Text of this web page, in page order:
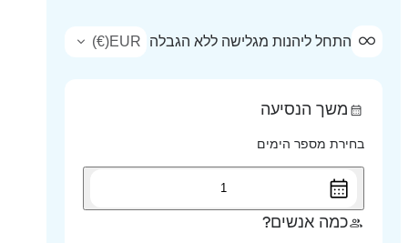
התחל ליהנות מגלישה ללא הגבלה EUR
€
)
משך הנסיעה
בחירת מספר הימים
כמה אנשים?